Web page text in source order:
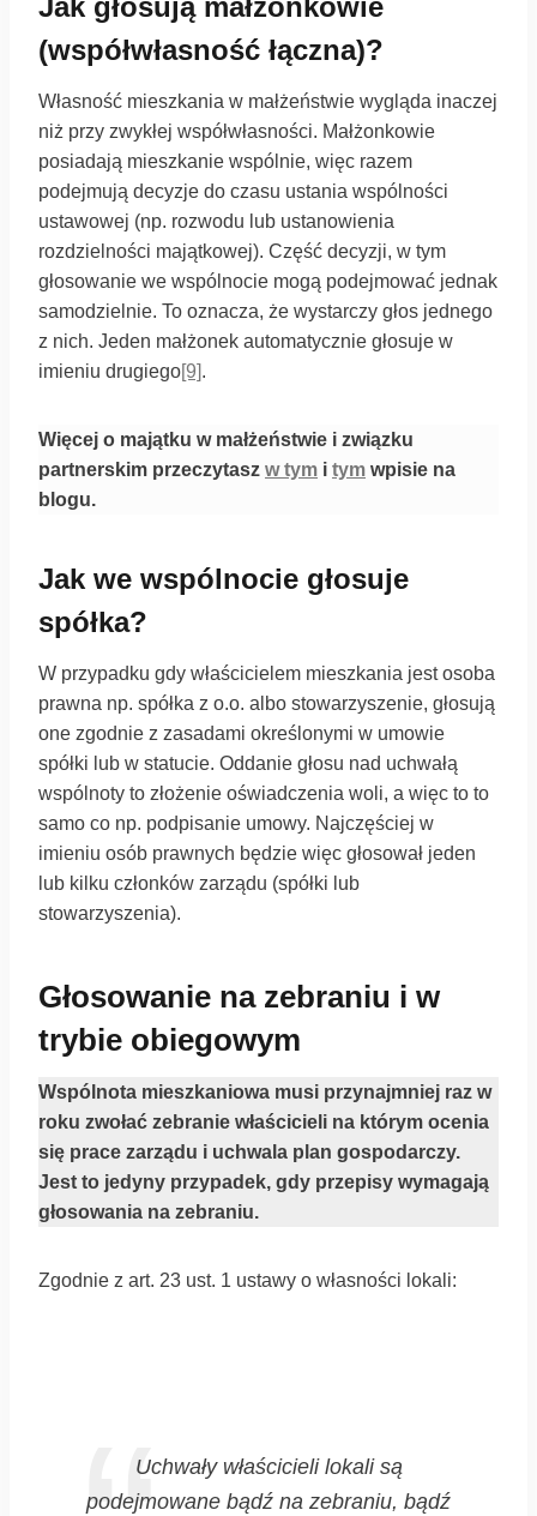
Jak głosują małżonkowie
(współwłasność łączna)?
Własność mieszkania w małżeństwie wygląda inaczej
niż przy zwykłej współwłasności. Małżonkowie
posiadają mieszkanie wspólnie, więc razem
podejmują decyzje do czasu ustania wspólności
ustawowej (np. rozwodu lub ustanowienia
rozdzielności majątkowej). Część decyzji, w tym
głosowanie we wspólnocie mogą podejmować jednak
samodzielnie. To oznacza, że wystarczy głos jednego
z nich. Jeden małżonek automatycznie głosuje w
imieniu drugiego[9].
Więcej o majątku w małżeństwie i związku
partnerskim przeczytasz w tym i tym wpisie na
blogu.
Jak we wspólnocie głosuje
spółka?
W przypadku gdy właścicielem mieszkania jest osoba
prawna np. spółka z o.o. albo stowarzyszenie, głosują
one zgodnie z zasadami określonymi w umowie
spółki lub w statucie. Oddanie głosu nad uchwałą
wspólnoty to złożenie oświadczenia woli, a więc to to
samo co np. podpisanie umowy. Najczęściej w
imieniu osób prawnych będzie więc głosował jeden
lub kilku członków zarządu (spółki lub
stowarzyszenia).
Głosowanie na zebraniu i w
trybie obiegowym
Wspólnota mieszkaniowa musi przynajmniej raz w
roku zwołać zebranie właścicieli na którym ocenia
się prace zarządu i uchwala plan gospodarczy.
Jest to jedyny przypadek, gdy przepisy wymagają
głosowania na zebraniu.
Zgodnie z art. 23 ust. 1 ustawy o własności lokali:
Uchwały właścicieli lokali są
podejmowane bądź na zebraniu, bądź